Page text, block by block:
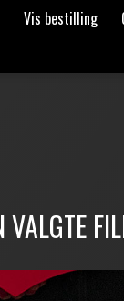
Vis bestilling